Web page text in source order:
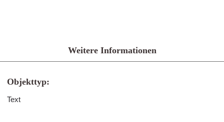
Weitere Informationen
Objekttyp:
Text